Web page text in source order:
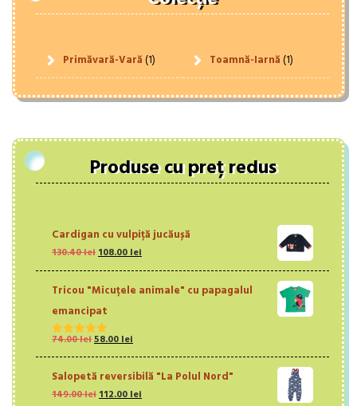
Primăvară-Vară(1) Toamnă-Iarnă(1)
Produse cu preț redus
Cardigan cu vulpiță jucăușă
130.40lei Prețul
fost:
130.40 lei.
108.00lei
108.00 lei.
Tricou "Micuțele animale" cu papagalul
emancipat
Evaluat la
74.00leiPrețul
inițial
fost:
74.00 lei.
58.00lei
curent
58.00 lei.
Salopetă reversibilă "La Polul Nord"
149.00lei Prețul
112.00lei